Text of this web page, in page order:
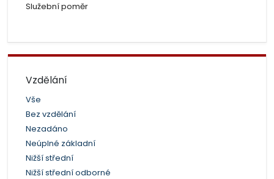
Služební poměr
Vzdělání
Vše
Bez vzdělání
Nezadáno
Neúplné základní
Nižší střední
Nižší střední odborné